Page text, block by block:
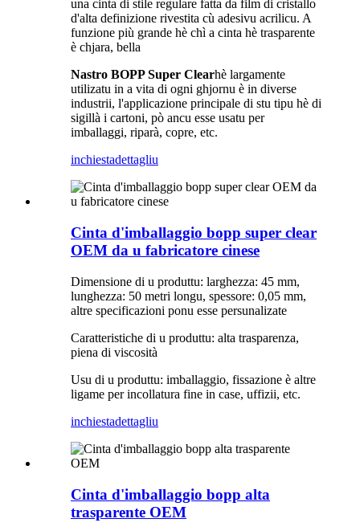
una cinta di stile regulare fatta da film di cristallo
d'alta definizione rivestita cù adesivu acrilicu. A
funzione più grande hè chì a cinta hè trasparente
è chjara, bella
Nastro BOPP Super Clearhè largamente
utilizatu in a vita di ogni ghjornu è in diverse
industrii, l'applicazione principale di stu tipu hè di
sigillà i cartoni, pò ancu esse usatu per
imballaggi, riparà, copre, etc.
inchiestadettagliu
Cinta d'imballaggio bopp super clear
OEM da u fabricatore cinese
Dimensione di u produttu: larghezza: 45 mm,
lunghezza: 50 metri longu, spessore: 0,05 mm,
altre specificazioni ponu esse persunalizate
Caratteristiche di u produttu: alta trasparenza,
piena di viscosità
Usu di u produttu: imballaggio, fissazione è altre
ligame per incollatura fine in case, uffizii, etc.
inchiestadettagliu
Cinta d'imballaggio bopp alta
trasparente OEM